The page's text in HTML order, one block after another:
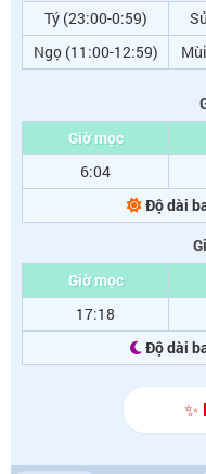
Tý (23:00-0:59)
Ngọ (11:00-12:59)
Giờ mọc
6:04
Độ dài
Giờ mọc
17:18
Độ dài
✨